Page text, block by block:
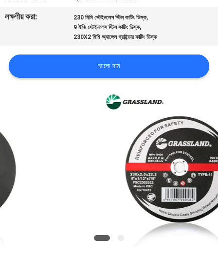
খবর
সাইট
POLICY
লক্ষণীয় করা:
230 মিমি স্টেইনলেস স্টিল কাটিং ডিস্ক,
9 ইঞ্চি স্টেইনলেস স্টিল কাটিং ডিস্ক,
230X2 মিমি অ্যাঙ্গেল গ্রাইন্ডার কাটিং ডিস্ক
ভালো দাম